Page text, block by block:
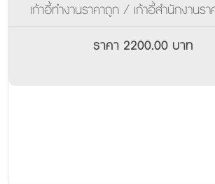
เก้าอี้ทำงานราคาถูก / เก้าอี้สำนักงานรา
ราคา 2200.00 บาท